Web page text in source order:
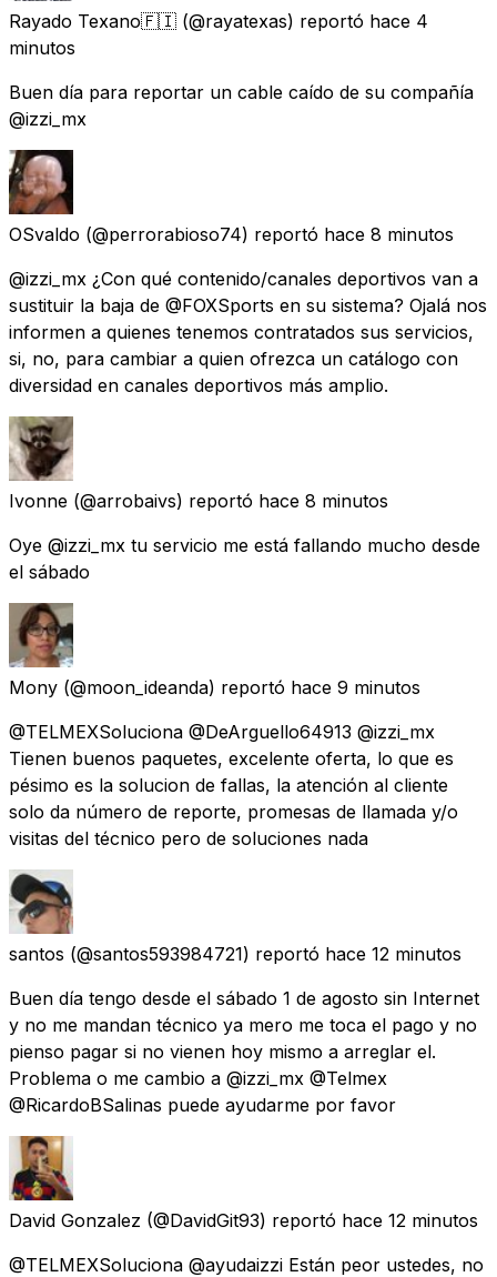
Rayado Texano🇫🇮 (@rayatexas) reportó hace 4
minutos
Buen día para reportar un cable caído de su compañía
@izzi_mx
OSvaldo (@perrorabioso74) reportó hace 8 minutos
@izzi_mx ¿Con qué contenido/canales deportivos van a
sustituir la baja de @FOXSports en su sistema? Ojalá nos
informen a quienes tenemos contratados sus servicios,
si, no, para cambiar a quien ofrezca un catálogo con
diversidad en canales deportivos más amplio.
Ivonne (@arrobaivs) reportó hace 8 minutos
Oye @izzi_mx tu servicio me está fallando mucho desde
el sábado
Mony (@moon_ideanda) reportó hace 9 minutos
@TELMEXSoluciona @DeArguello64913 @izzi_mx
Tienen buenos paquetes, excelente oferta, lo que es
pésimo es la solucion de fallas, la atención al cliente
solo da número de reporte, promesas de llamada y/o
visitas del técnico pero de soluciones nada
santos (@santos593984721) reportó hace 12 minutos
Buen día tengo desde el sábado 1 de agosto sin Internet
y no me mandan técnico ya mero me toca el pago y no
pienso pagar si no vienen hoy mismo a arreglar el.
Problema o me cambio a @izzi_mx @Telmex
@RicardoBSalinas puede ayudarme por favor
David Gonzalez (@DavidGit93) reportó hace 12 minutos
@TELMEXSoluciona @ayudaizzi Están peor ustedes, no